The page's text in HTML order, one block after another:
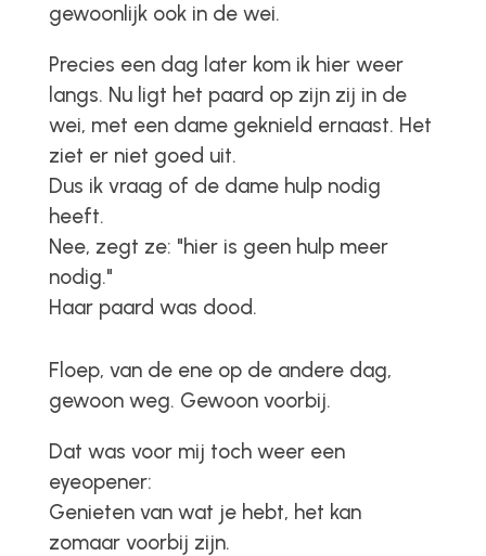
gewoonlijk ook in de wei.
Precies een dag later kom ik hier weer
langs. Nu ligt het paard op zijn zij in de
wei, met een dame geknield ernaast. Het
ziet er niet goed uit.
Dus ik vraag of de dame hulp nodig
heeft.
Nee, zegt ze: "hier is geen hulp meer
nodig."
Haar paard was dood.
Floep, van de ene op de andere dag,
gewoon weg. Gewoon voorbij.
Dat was voor mij toch weer een
eyeopener:
Genieten van wat je hebt, het kan
zomaar voorbij zijn.